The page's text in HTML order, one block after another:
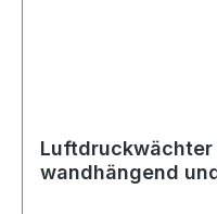
Luftdruckwächter
wandhängend